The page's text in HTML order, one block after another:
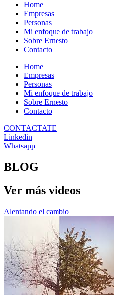
Home
Empresas
Personas
Mi enfoque de trabajo
Sobre Ernesto
Contacto
Home
Empresas
Personas
Mi enfoque de trabajo
Sobre Ernesto
Contacto
CONTACTATE
Linkedin
Whatsapp
BLOG
Ver más videos
Alentando el cambio